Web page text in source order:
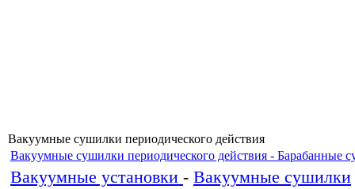
Вакуумные сушилки периодического действия
Вакуумные сушилки периодического действия - Барабанные
Вакуумные установки - Вакуумные сушилки